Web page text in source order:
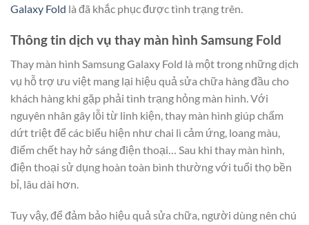
Galaxy Fold là đã khắc phục được tình trạng trên.
Thông tin dịch vụ thay màn hình Samsung Fold
Thay màn hình Samsung Galaxy Fold là một trong những dịch
vụ hỗ trợ ưu việt mang lại hiệu quả sửa chữa hàng đầu cho
khách hàng khi gặp phải tình trạng hỏng màn hình. Với
nguyên nhân gây lỗi từ linh kiện, thay màn hình giúp chấm
dứt triệt để các biểu hiện như chai lì cảm ứng, loang màu,
điểm chết hay hở sáng điện thoại… Sau khi thay màn hình,
điện thoại sử dụng hoàn toàn bình thường với tuổi thọ bền
bỉ, lâu dài hơn.
Tuy vậy, để đảm bảo hiệu quả sửa chữa, người dùng nên chú